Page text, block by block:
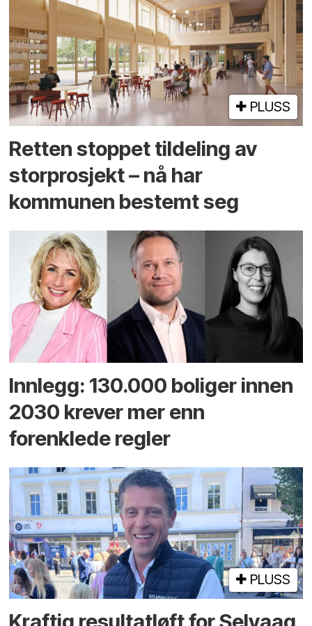
PLUSS
Retten stoppet tildeling av
storprosjekt – nå har
kommunen bestemt seg
Innlegg: 130.000 boliger innen
2030 krever mer enn
forenklede regler
PLUSS